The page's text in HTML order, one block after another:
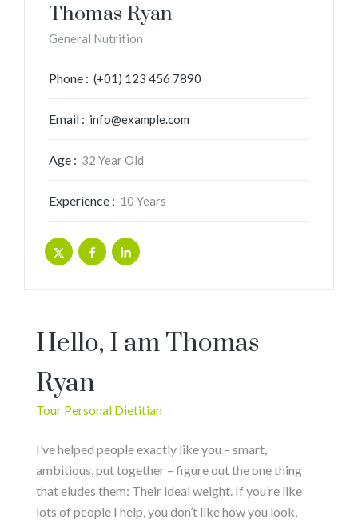
Thomas Ryan
General Nutrition
Phone : (+01) 123 456 7890
Email : info@example.com
Age : 32 Year Old
Experience : 10 Years
Hello, I am Thomas
Ryan
Tour Personal Dietitian
I’ve helped people exactly like you – smart,
ambitious, put together – figure out the one thing
that eludes them: Their ideal weight. If you’re like
lots of people I help, you don’t like how you look,